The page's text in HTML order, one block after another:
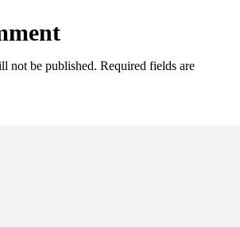
not be published. Required fields are